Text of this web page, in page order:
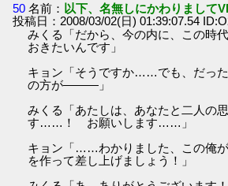
50 名前： 以下、名無しにかわりまして
投稿日：2008/03/02(日) 01:39:07.54
みくる「だから、今の内に、この時
おきたいんです」
キョン「そうですか……でも、だっ
の方が―――」
みくる「あたしは、あなたと二人の
す……！ お願いします……」
キョン「……わかりました、この俺
を作って差し上げましょう！」